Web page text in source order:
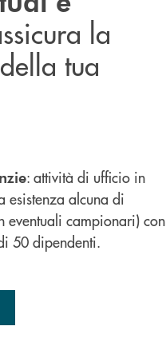
la
tua
: attività di ufficio in
esistenza alcuna di
eventuali campionari) con
50 dipendenti.